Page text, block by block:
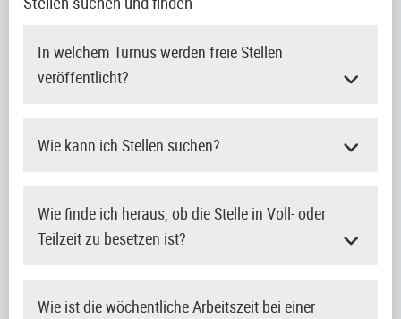
In welchem Turnus werden freie Stellen
veröffentlicht?
Wie kann ich Stellen suchen?
Wie finde ich heraus, ob die Stelle in Voll- oder
Teilzeit zu besetzen ist?
Wie ist die wöchentliche Arbeitszeit bei einer